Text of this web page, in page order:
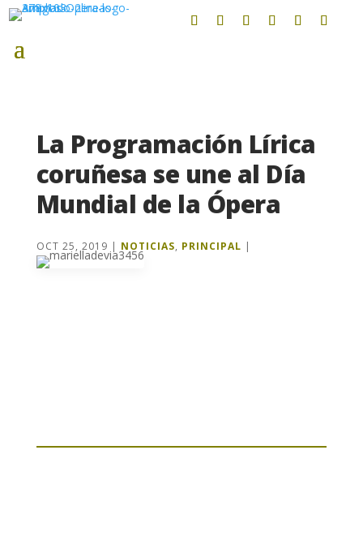
La Programación Lírica
coruñesa se une al Día
Mundial de la Ópera
OCT 25, 2019 | NOTICIAS, PRINCIPAL |